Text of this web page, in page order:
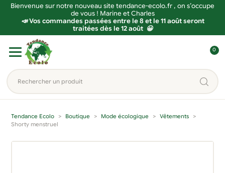
Bienvenue sur notre nouveau site tendance-ecolo.fr , on s’occupe
de vous ! Marine et Charles
📣 Vos commandes passées entre le 8 et le 11 août seront
traitées dès le 12 août 😀
navigation
contenu
Rechercher
un
produit...
o
n
0
Tendance Ecolo Boutique Mode écologique
Vêtements
Shorty menstruel